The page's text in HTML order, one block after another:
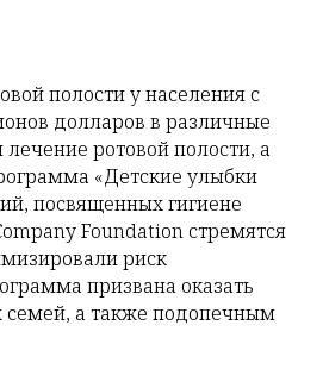
полости у населения с
долларов в различные
ротовой полости, а
«Детские улыбки
посвященных гигиене
Foundation стремятся
риск
призвана оказать
а также подопечным